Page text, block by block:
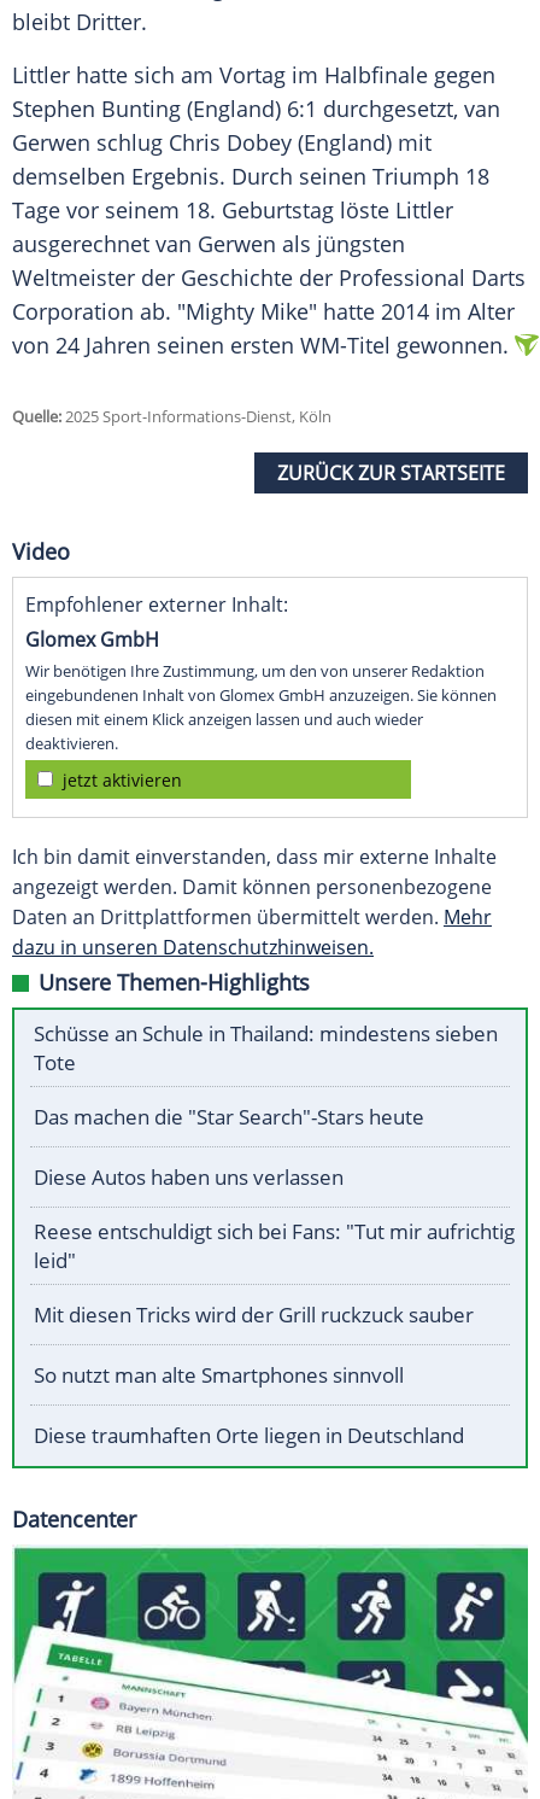
bleibt Dritter.
Littler hatte sich am Vortag im Halbfinale gegen
Stephen Bunting (England) 6:1 durchgesetzt, van
Gerwen schlug Chris Dobey (England) mit
demselben Ergebnis. Durch seinen Triumph 18
Tage vor seinem 18. Geburtstag löste Littler
ausgerechnet van Gerwen als jüngsten
Weltmeister der Geschichte der Professional Darts
Corporation ab. "Mighty Mike" hatte 2014 im Alter
von 24 Jahren seinen ersten WM-Titel gewonnen.
Quelle:2025 Sport-Informations-Dienst, Köln
ZURÜCK ZUR STARTSEITE
Video
Empfohlener externer Inhalt:
Glomex GmbH
Wir benötigen Ihre Zustimmung, um den von unserer Redaktion
eingebundenen Inhalt von Glomex GmbH anzuzeigen. Sie können
diesen mit einem Klick anzeigen lassen und auch wieder
deaktivieren.
jetzt aktivieren
Ich bin damit einverstanden, dass mir externe Inhalte
angezeigt werden. Damit können personenbezogene
Daten an Drittplattformen übermittelt werden. Mehr
dazu in unseren Datenschutzhinweisen.
Unsere Themen-Highlights
Schüsse an Schule in Thailand: mindestens sieben
Tote
Das machen die "Star Search"-Stars heute
Diese Autos haben uns verlassen
Reese entschuldigt sich bei Fans: "Tut mir aufrichtig
leid"
Mit diesen Tricks wird der Grill ruckzuck sauber
So nutzt man alte Smartphones sinnvoll
Diese traumhaften Orte liegen in Deutschland
Datencenter